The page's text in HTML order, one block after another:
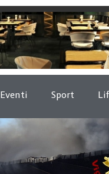
Eventi Sport